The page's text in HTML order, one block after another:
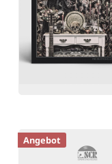
Preis:
Angebot